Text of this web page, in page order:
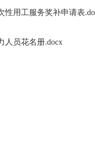
性用工服务奖补申请表
人员花名册.docx